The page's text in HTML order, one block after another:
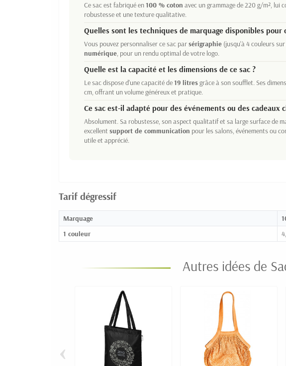
Ce sac est fabriqué en100 % coton avec un grammage de 220 g/m², lui
robustesse et une texture qualitative.
Quelles sont les techniques de marquage disponibles pour
Vous pouvez personnaliser ce sac parsérigraphie (jusqu'à 4 couleurs
numérique, pour un rendu optimal de votre logo.
Quelle est la capacité et les dimensions de ce sac ?
Le sac dispose d'une capacité de19 litresgrâce à son soufflet. Ses
cm, offrant un volume généreux et pratique.
Ce sac est-il adapté pour des événements ou des cadeaux
Absolument. Sa robustesse, son aspect qualitatif et sa large surface de
excellent support de communication pour les salons, événements ou
utile et apprécié.
Tarif dégressif
Marquage
1 couleur
Autres idées de
‹